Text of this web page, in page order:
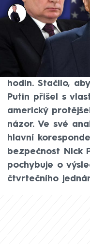
Václav Černý
14. kvě 2025, 05:22
Snaha Evropy a
na Ukrajině,
Spojené státy,
hodin. Stačilo,
Putin přišel s
americký
názor. Ve své
hlavní
bezpečnost Nick
pochybuje o
čtvrtečního